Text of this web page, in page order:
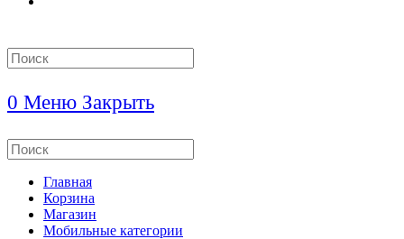
Search
this
0 Меню Закрыть
Search
this
websiteГлавная
Корзина
Магазин
Мобильные категории